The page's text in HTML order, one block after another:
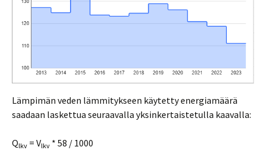
Lämpimän veden lämmitykseen käytetty energiamäärä
saadaan laskettua seuraavalla yksinkertaistetulla kaavalla:
Qlkv = Vlkv * 58 / 1000